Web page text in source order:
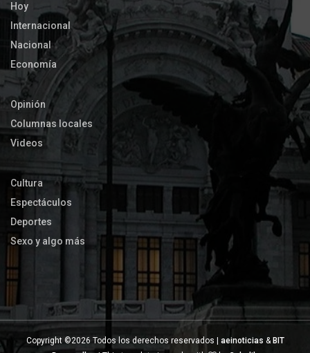
Hoy
Internacional
Nacional
Economía
Opinión
Columnas locales
Videos
Cultura
Espectáculos
Deportes
Sexo y algo más
Copyright ©2026 Todos los derechos reservados | aeinoticias &BIT